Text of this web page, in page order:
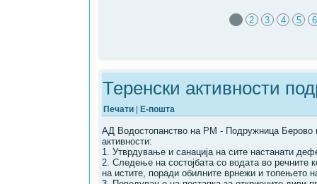
1 2 3 4 5 6
Теренски активности
Печати Е-пошта
АД Водостопанство на РМ - Подружница Берово
активности:
1. Утврдување и санација на сите настанати
2. Следење на состојбата со водата во речните
на истите, поради обилните врнежи и топењето